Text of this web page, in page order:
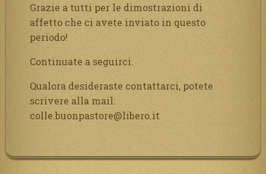
Grazie a tutti per le dimostrazioni di
affetto che ci avete inviato in questo
periodo!
Continuate a seguirci.
Qualora desideraste contattarci, potete
scrivere alla mail:
colle.buonpastore@libero.it